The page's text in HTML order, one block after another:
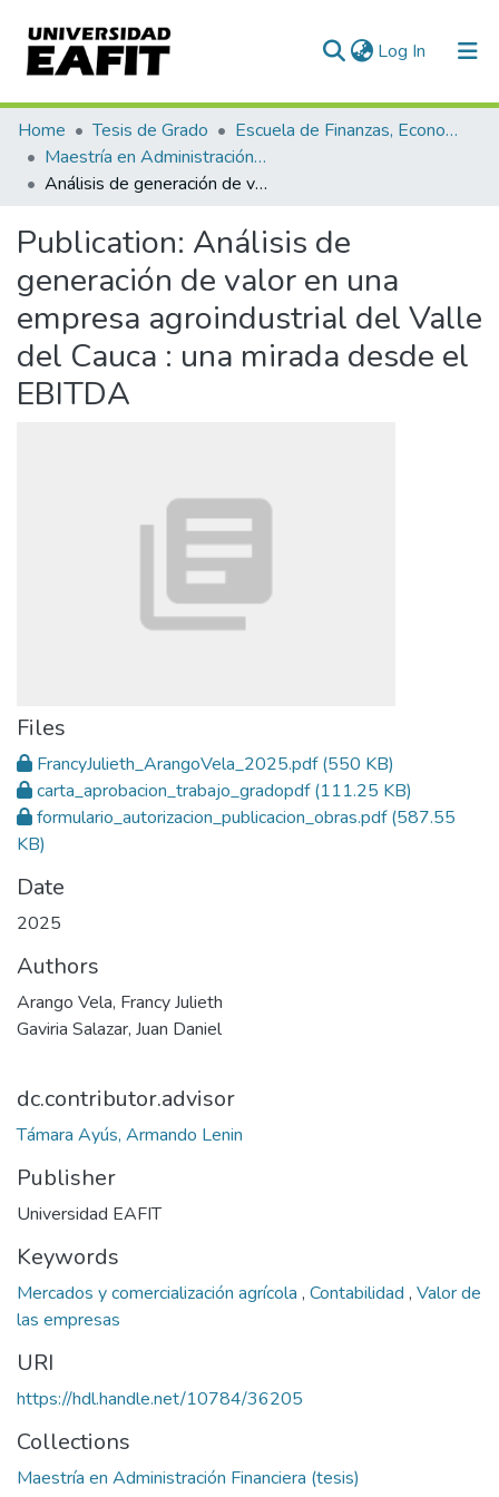
Log In (current)
Communities & Collections
All of DSpace
Home Tesis de Grado
Escuela de Finanzas, Economía y Gobierno
Maestría en Administración Financiera (tesis)
Análisis de generación de valor en una empresa agroindustrial del Valle del Cauca : una mirada desde el EBITDA
Publication: Análisis de
generación de valor en una
empresa agroindustrial del Valle
del Cauca : una mirada desde el
EBITDA
Files
FrancyJulieth_ArangoVela_2025.pdf(550 KB)
carta_aprobacion_trabajo_gradopdf(111.25 KB)
formulario_autorizacion_publicacion_obras.pdf(587.55
KB)
Date
2025
Authors
Arango Vela, Francy Julieth
Gaviria Salazar, Juan Daniel
dc.contributor.advisor
Támara Ayús, Armando Lenin
Publisher
Universidad EAFIT
Keywords
Mercados y comercialización agrícola , Contabilidad , Valor de
las empresas
URI
https://hdl.handle.net/10784/36205
Collections
Maestría en Administración Financiera (tesis)